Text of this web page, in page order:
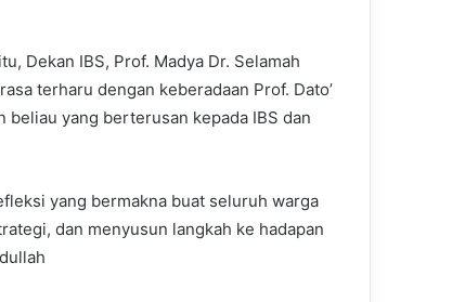
Dekan IBS, Prof. Madya Dr. Selamah
terharu dengan keberadaan Prof. Dato’
yang berterusan kepada IBS dan
yang bermakna buat seluruh warga
dan menyusun langkah ke hadapan